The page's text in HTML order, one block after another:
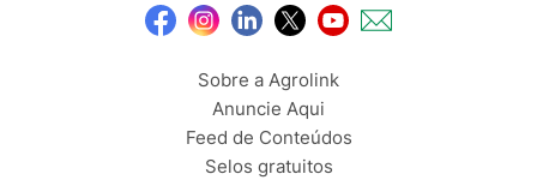
Sobre a Agrolink
Anuncie Aqui
Feed de Conteúdos
Selos gratuitos